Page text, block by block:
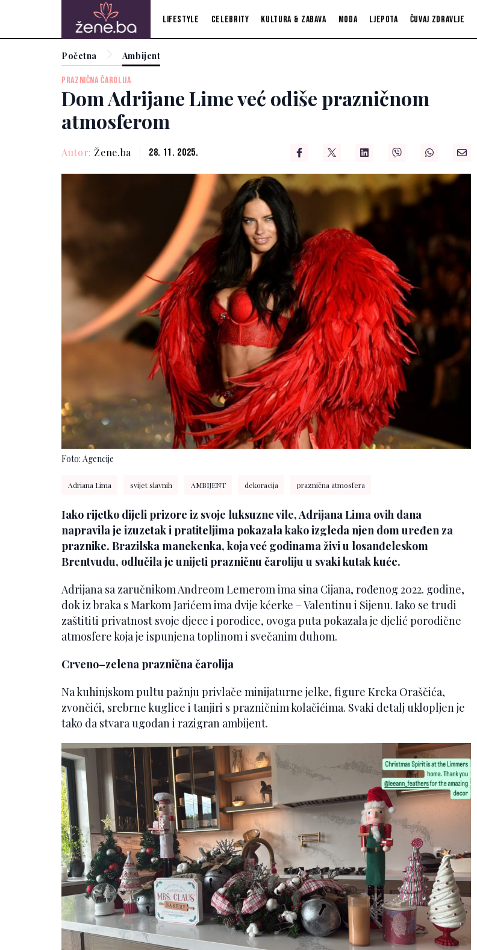
Lifestyle Celebrity Kultura & zabava Moda Ljepota Čuvaj zdravlje
Početna Ambijent
PRAZNIČNA ČAROLIJA
Dom Adrijane Lime već odiše prazničnom
atmosferom
Autor: Žene.ba 28. 11. 2025.
Foto: Agencije
Adriana Lima svijet slavnih AMBIJENT dekoracija praznična atmosfera
Iako rijetko dijeli prizore iz svoje luksuzne vile, Adrijana Lima ovih dana
napravila je izuzetak i pratiteljima pokazala kako izgleda njen dom uređen za
praznike. Brazilska manekenka, koja već godinama živi u losanđeleskom
Brentvudu, odlučila je unijeti prazničnu čaroliju u svaki kutak kuće.
Adrijana sa zaručnikom Andreom Lemerom ima sina Cijana, rođenog 2022. godine,
dok iz braka s Markom Jarićem ima dvije kćerke – Valentinu i Sijenu. Iako se trudi
zaštititi privatnost svoje djece i porodice, ovoga puta pokazala je djelić porodične
atmosfere koja je ispunjena toplinom i svečanim duhom.
Crveno–zelena praznična čarolija
Na kuhinjskom pultu pažnju privlače minijaturne jelke, figure Krcka Oraščića,
zvončići, srebrne kuglice i tanjiri s prazničnim kolačićima. Svaki detalj uklopljen je
tako da stvara ugodan i razigran ambijent.